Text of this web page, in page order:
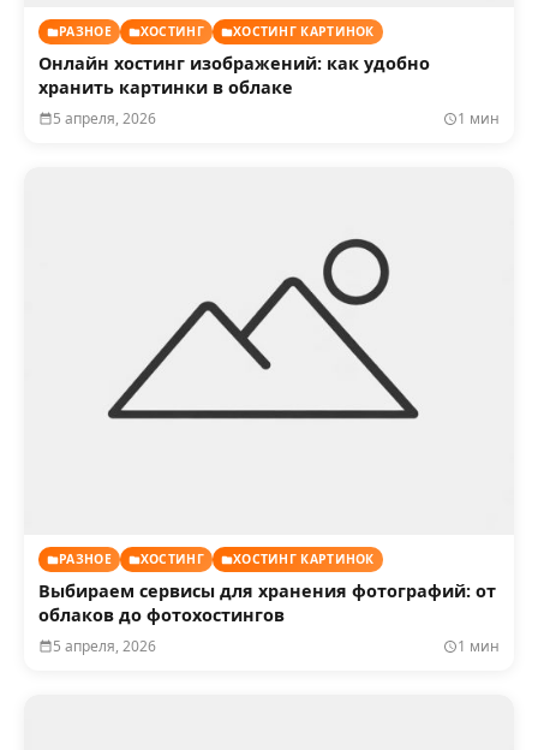
РАЗНОЕ ХОСТИНГ ХОСТИНГ КАРТИНОК
Онлайн хостинг изображений: как удобно
хранить картинки в облаке
5 апреля, 2026 1 мин
РАЗНОЕ ХОСТИНГ ХОСТИНГ КАРТИНОК
Выбираем сервисы для хранения фотографий: от
облаков до фотохостингов
5 апреля, 2026 1 мин